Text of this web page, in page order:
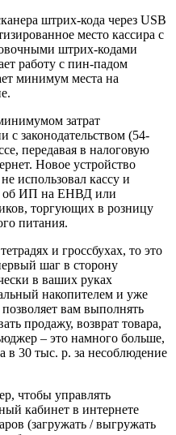
штрих-кода через USB
место кассира с
штрих-кодами
работу с пин-падом
минимум места на
затрат
с законодательством (54-
передавая в налоговую
Новое устройство
использовал кассу и
об ИП на ЕНВД или
торгующих в розницу
питания.
и гроссбухах, то это
шаг в сторону
в ваших руках
накопителем и уже
вам выполнять
продажу, возврат товара,
– это намного больше,
в 30 тыс. р. за несоблюдение
чтобы управлять
кабинет в интернете
(загружать / выгружать